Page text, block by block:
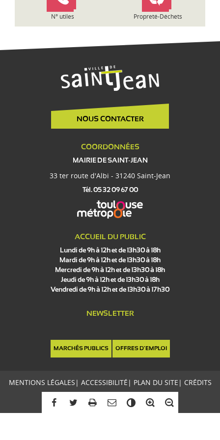
N° utiles Propreté-Déchets
NOUS CONTACTER
COORDONNÉES
MAIRIE DE SAINT-JEAN
33 ter route d'Albi - 31240 Saint-Jean
Tél. 05 32 09 67 00
ACCUEIL DU PUBLIC
Lundi de 9h à 12h et de 13h30 à 18h
Mardi de 9h à 12h et de 13h30 à 18h
Mercredi de 9h à 12h et de 13h30 à 18h
Jeudi de 9h à 12h et de 13h30 à 18h
Vendredi de 9h à 12h et de 13h30 à 17h30
NEWSLETTER
MARCHÉS PUBLICS OFFRES D'EMPLOI
MENTIONS LÉGALES | ACCESSIBILITÉ | PLAN DU SITE | CRÉDITS